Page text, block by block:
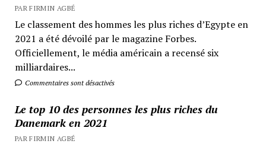
PAR FIRMIN AGBÉ
Le classement des hommes les plus riches d’Egypte en
2021 a été dévoilé par le magazine Forbes.
Officiellement, le média américain a recensé six
milliardaires...
Commentaires sont désactivés
Le top 10 des personnes les plus riches du
Danemark en 2021
PAR FIRMIN AGBÉ